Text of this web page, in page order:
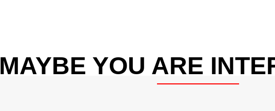
MAYBE YOU ARE